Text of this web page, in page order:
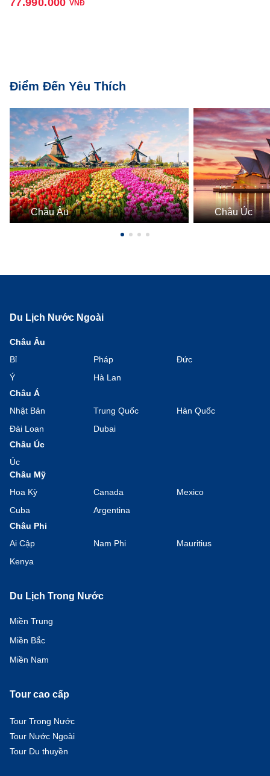
77.990.000 VNĐ
Điểm Đến Yêu Thích
Châu Âu Châu Úc
Du Lịch Nước Ngoài
Châu Âu
Bỉ
Pháp
Đức
Ý
Hà Lan
Châu Á
Nhật Bản
Trung Quốc
Hàn Quốc
Đài Loan
Dubai
Châu Úc
Úc
Châu Mỹ
Hoa Kỳ
Canada
Mexico
Cuba
Argentina
Châu Phi
Ai Cập
Nam Phi
Mauritius
Kenya
Du Lịch Trong Nước
Miền Trung
Miền Bắc
Miền Nam
Tour cao cấp
Tour Trong Nước
Tour Nước Ngoài
Tour Du thuyền